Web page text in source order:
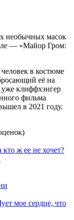
необычных масок
— «Майор Гром:
в костюме
её на
уже клиффхэнгер
фильма
в 2021 году.
ж ее не хочет?
мое сердце, что